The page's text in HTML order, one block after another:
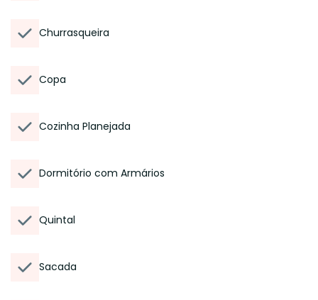
Churrasqueira
Copa
Cozinha Planejada
Dormitório com Armários
Quintal
Sacada